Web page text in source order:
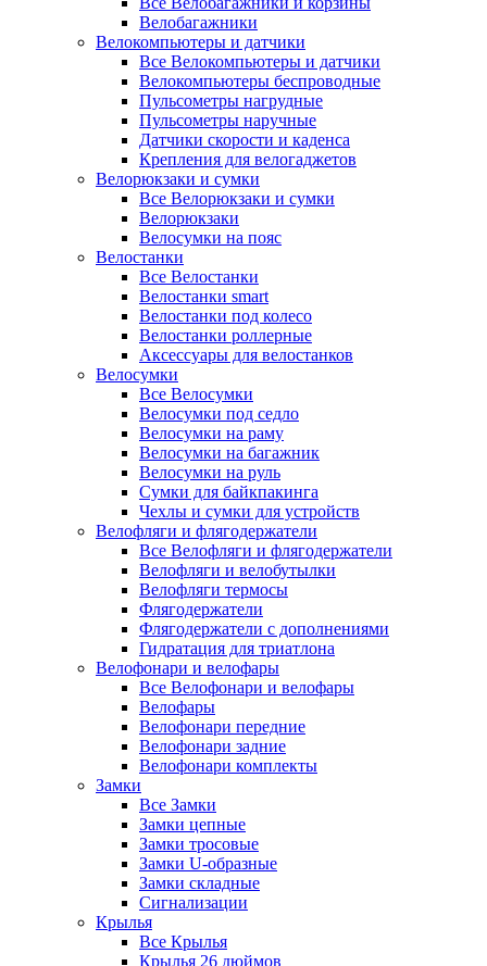
Велобагажники
Велокомпьютеры и датчики
Все Велокомпьютеры и датчики
Велокомпьютеры беспроводные
Пульсометры нагрудные
Пульсометры наручные
Датчики скорости и каденса
Крепления для велогаджетов
Велорюкзаки и сумки
Все Велорюкзаки и сумки
Велорюкзаки
Велосумки на пояс
Велостанки
Все Велостанки
Велостанки smart
Велостанки под колесо
Велостанки роллерные
Аксессуары для велостанков
Велосумки
Все Велосумки
Велосумки под седло
Велосумки на раму
Велосумки на багажник
Велосумки на руль
Сумки для байкпакинга
Чехлы и сумки для устройств
Велофляги и флягодержатели
Все Велофляги и флягодержатели
Велофляги и велобутылки
Велофляги термосы
Флягодержатели
Флягодержатели с дополнениями
Гидратация для триатлона
Велофонари и велофары
Все Велофонари и велофары
Велофары
Велофонари передние
Велофонари задние
Велофонари комплекты
Замки
Все Замки
Замки цепные
Замки тросовые
Замки U-образные
Замки складные
Сигнализации
Крылья
Все Крылья
Крылья 26 дюймов